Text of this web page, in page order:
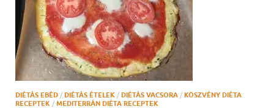
DIÉTÁS EBÉD / DIÉTÁS ÉTELEK / DIÉTÁS VACSORA / KÖSZVÉNY DIÉTA
RECEPTEK / MEDITERRÁN DIÉTA RECEPTEK